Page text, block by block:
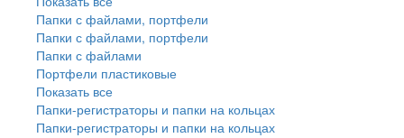
Папки с файлами, портфели
Папки с файлами, портфели
Папки с файлами
Портфели пластиковые
Показать все
Папки-регистраторы и папки на кольцах
Папки-регистраторы и папки на кольцах